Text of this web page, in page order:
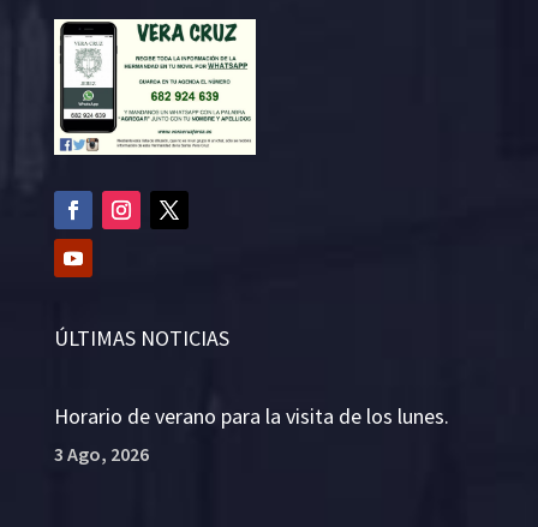
ÚLTIMAS NOTICIAS
Horario de verano para la visita de los lunes.
3 Ago, 2026